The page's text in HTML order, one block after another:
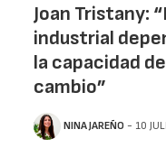
Joan Tristany:
industrial
la capacidad
cambio”
NINA JAREÑO - 10